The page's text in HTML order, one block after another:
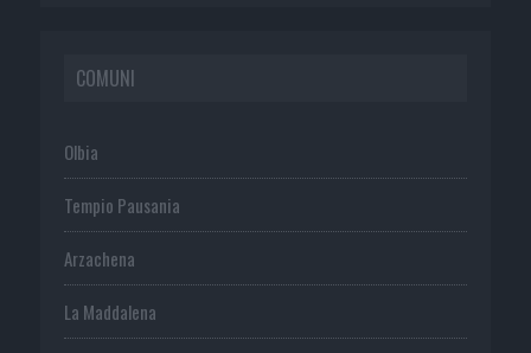
COMUNI
Olbia
Tempio Pausania
Arzachena
La Maddalena